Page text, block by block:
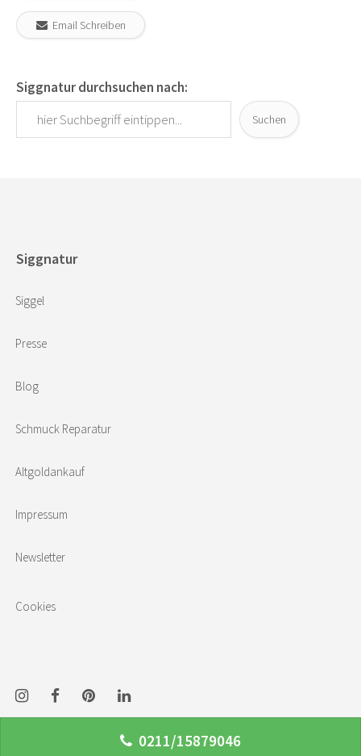
Email Schreiben
Siggnatur durchsuchen nach:
Suchen
Siggnatur
Siggel
Presse
Blog
Schmuck Reparatur
Altgoldankauf
Impressum
Newsletter
Cookies
0211/15879046